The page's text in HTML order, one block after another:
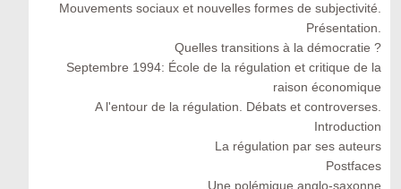
Mouvements sociaux et nouvelles formes de subjectivité.
Présentation.
Quelles transitions à la démocratie ?
Septembre 1994: École de la régulation et critique de la
raison économique
A l'entour de la régulation. Débats et controverses.
Introduction
La régulation par ses auteurs
Postfaces
Une polémique anglo-saxonne